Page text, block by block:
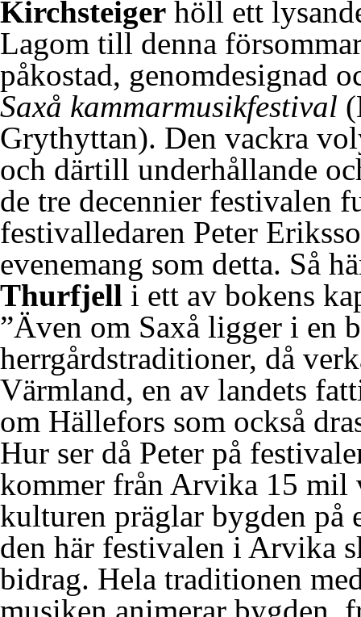
Kirchsteiger höll ett
Lagom till denna
påkostad, genomdesignad
Saxå kammarmusikfestival
Grythyttan). Den vackra
och därtill underhållande
de tre decennier festivalen
festivalledaren Peter
evenemang som detta. Så
Thurfjell i ett av bokens
”Även om Saxå ligger i en
herrgårdstraditioner, då
Värmland, en av landets
om Hällefors som också
Hur ser då Peter på
kommer från Arvika 15 mil
kulturen präglar bygden på
den här festivalen i Arvika
bidrag. Hela traditionen